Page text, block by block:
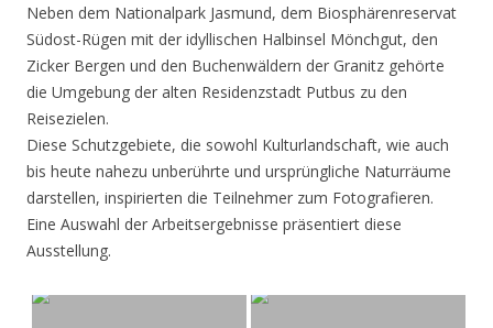
Neben dem Nationalpark Jasmund, dem Biosphärenreservat
Südost-Rügen mit der idyllischen Halbinsel Mönchgut, den
Zicker Bergen und den Buchenwäldern der Granitz gehörte
die Umgebung der alten Residenzstadt Putbus zu den
Reisezielen.
Diese Schutzgebiete, die sowohl Kulturlandschaft, wie auch
bis heute nahezu unberührte und ursprüngliche Naturräume
darstellen, inspirierten die Teilnehmer zum Fotografieren.
Eine Auswahl der Arbeitsergebnisse präsentiert diese
Ausstellung.